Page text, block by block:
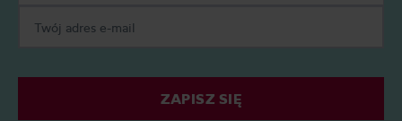
ZAPISZ SIĘ